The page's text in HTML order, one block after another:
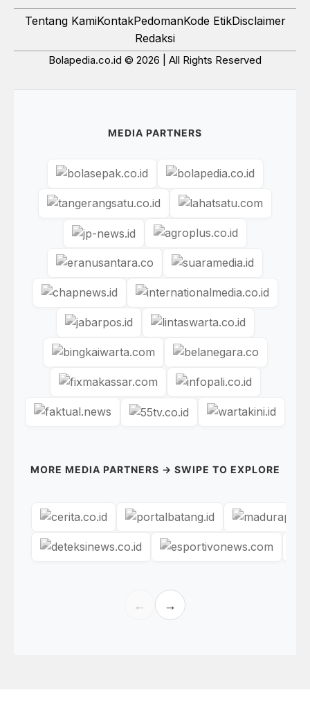
Tentang KamiKontakPedomanKode EtikDisclaimer
Redaksi
Bolapedia.co.id © 2026 | All Rights Reserved
MEDIA PARTNERS
MORE MEDIA PARTNERS → SWIPE TO EXPLORE
← →